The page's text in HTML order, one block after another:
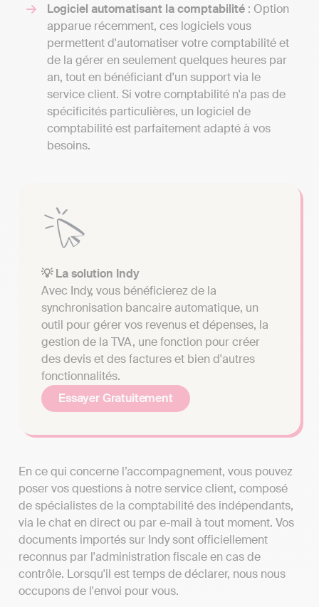
Logiciel automatisant la comptabilité : Option
apparue récemment, ces logiciels vous
permettent d'automatiser votre comptabilité et
de la gérer en seulement quelques heures par
an, tout en bénéficiant d'un support via le
service client. Si votre comptabilité n'a pas de
spécificités particulières, un logiciel de
comptabilité est parfaitement adapté à vos
besoins.
💡 La solution Indy
Avec Indy, vous bénéficierez de la
synchronisation bancaire automatique, un
outil pour gérer vos revenus et dépenses, la
gestion de la TVA, une fonction pour créer
des devis et des factures et bien d'autres
fonctionnalités.
Essayer Gratuitement
En ce qui concerne l’accompagnement, vous pouvez
poser vos questions à notre service client, composé
de spécialistes de la comptabilité des indépendants,
via le chat en direct ou par e-mail à tout moment. Vos
documents importés sur Indy sont officiellement
reconnus par l'administration fiscale en cas de
contrôle. Lorsqu'il est temps de déclarer, nous nous
occupons de l'envoi pour vous.